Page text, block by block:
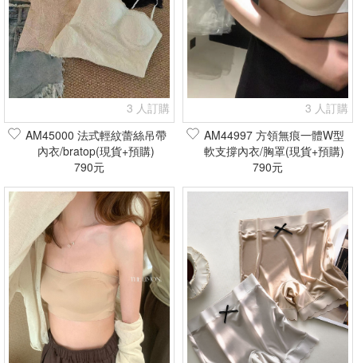
3 人訂購
AM45000 法式輕紋蕾絲吊帶
內衣/bratop(現貨+預購)
790元
3 人訂購
AM44997 方領無痕一體W型
軟支撐內衣/胸罩(現貨+預購)
790元